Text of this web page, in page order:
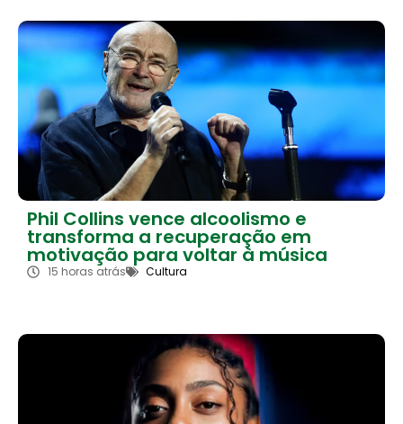
Phil Collins vence alcoolismo e
transforma a recuperação em
motivação para voltar à música
15 horas atrás Cultura